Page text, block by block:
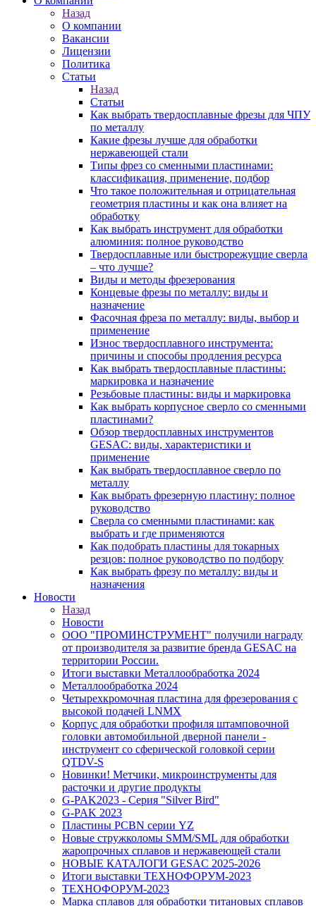
Назад
О компании
Вакансии
Лицензии
Политика
Статьи
Назад
Статьи
Как выбрать твердосплавные фрезы для ЧПУ
по металлу
Какие фрезы лучше для обработки
нержавеющей стали
Типы фрез со сменными пластинами:
классификация, применение, подбор
Что такое положительная и отрицательная
геометрия пластины и как она влияет на
обработку
Как выбрать инструмент для обработки
алюминия: полное руководство
Твердосплавные или быстрорежущие сверла
– что лучше?
Виды и методы фрезерования
Концевые фрезы по металлу: виды и
назначение
Фасочная фреза по металлу: виды, выбор и
применение
Износ твердосплавного инструмента:
причины и способы продления ресурса
Как выбрать твердосплавные пластины:
маркировка и назначение
Резьбовые пластины: виды и маркировка
Как выбрать корпусное сверло со сменными
пластинами?
Обзор твердосплавных инструментов
GESAC: виды, характеристики и
применение
Как выбрать твердосплавное сверло по
металлу
Как выбрать фрезерную пластину: полное
руководство
Сверла со сменными пластинами: как
выбрать и где применяются
Как подобрать пластины для токарных
резцов: полное руководство по подбору
Как выбрать фрезу по металлу: виды и
назначения
Новости
Назад
Новости
ООО "ПРОМИНСТРУМЕНТ" получили награду
от производителя за развитие бренда GESAC на
территории России.
Итоги выставки Металлообработка 2024
Металлообработка 2024
Четырехкромочная пластина для фрезерования с
высокой подачей LNMX
Корпус для обработки профиля штамповочной
головки автомобильной дверной панели -
инструмент со сферической головкой серии
QTDV-S
Новинки! Метчики, микроинструменты для
расточки и другие продукты
G-PAK2023 - Серия "Silver Bird"
G-PAK 2023
Пластины PCBN серии YZ
Новые стружколомы SMM/SML для обработки
жаропрочных сплавов и нержавеющей стали
НОВЫЕ КАТАЛОГИ GESAC 2025-2026
Итоги выставки ТЕХНОФОРУМ-2023
ТЕХНОФОРУМ-2023
Марка сплавов для обработки титановых сплавов